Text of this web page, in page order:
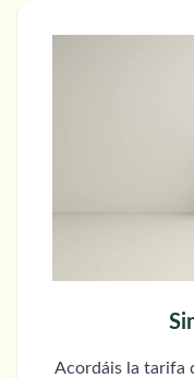
Acordáis la tarifa